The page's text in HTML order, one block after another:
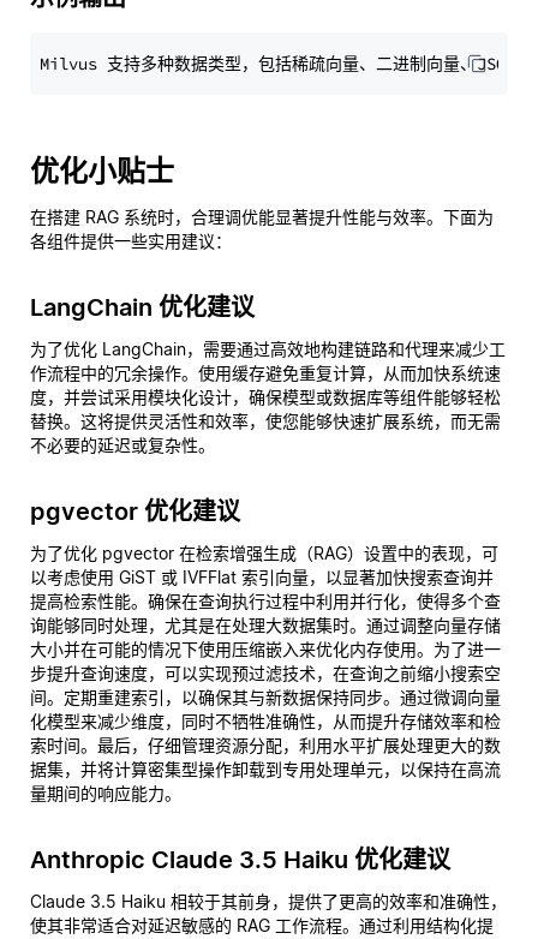
优化小贴士
在搭建 RAG 系统时，合理调优能显著提升性能与效率。下面为
各组件提供一些实用建议：
LangChain 优化建议
为了优化 LangChain，需要通过高效地构建链路和代理来减少工
作流程中的冗余操作。使用缓存避免重复计算，从而加快系统速
度，并尝试采用模块化设计，确保模型或数据库等组件能够轻松
替换。这将提供灵活性和效率，使您能够快速扩展系统，而无需
不必要的延迟或复杂性。
pgvector 优化建议
为了优化 pgvector 在检索增强生成（RAG）设置中的表现，可
以考虑使用 GiST 或 IVFFlat 索引向量，以显著加快搜索查询并
提高检索性能。确保在查询执行过程中利用并行化，使得多个查
询能够同时处理，尤其是在处理大数据集时。通过调整向量存储
大小并在可能的情况下使用压缩嵌入来优化内存使用。为了进一
步提升查询速度，可以实现预过滤技术，在查询之前缩小搜索空
间。定期重建索引，以确保其与新数据保持同步。通过微调向量
化模型来减少维度，同时不牺牲准确性，从而提升存储效率和检
索时间。最后，仔细管理资源分配，利用水平扩展处理更大的数
据集，并将计算密集型操作卸载到专用处理单元，以保持在高流
量期间的响应能力。
Anthropic Claude 3.5 Haiku 优化建议
Claude 3.5 Haiku 相较于其前身，提供了更高的效率和准确性，
使其非常适合对延迟敏感的 RAG 工作流程。通过利用结构化提